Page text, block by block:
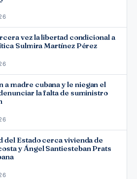
vez la libertad condicional a
Sulmira Martínez Pérez
a madre cubana y le niegan el
la falta de suministro
del Estado cerca vivienda de
y Ángel Santiesteban Prats